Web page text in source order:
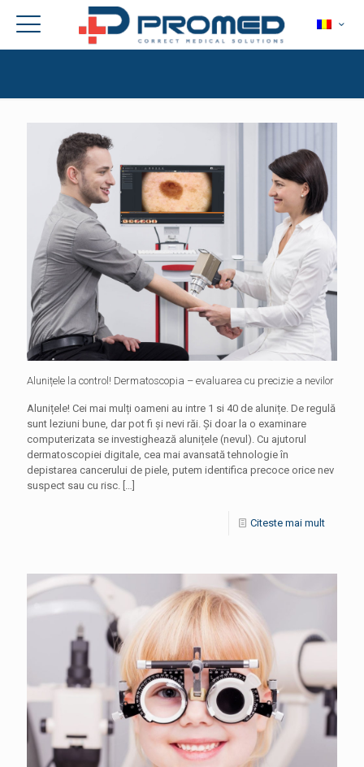
Alunițele la control! Dermatoscopia – evaluarea cu precizie a nevilor
Alunițele! Cei mai mulți oameni au intre 1 si 40 de alunițe. De regulă
sunt leziuni bune, dar pot fi și nevi răi. Și doar la o examinare
computerizata se investighează alunițele (nevul). Cu ajutorul
dermatoscopiei digitale, cea mai avansată tehnologie în
depistarea cancerului de piele, putem identifica precoce orice nev
suspect sau cu risc.
Citeste mai mult